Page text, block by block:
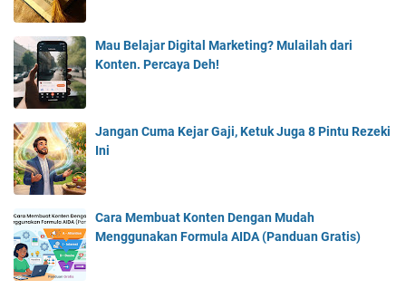
Mau Belajar Digital Marketing? Mulailah dari
Konten. Percaya Deh!
Jangan Cuma Kejar Gaji, Ketuk Juga 8 Pintu Rezeki
Ini
Cara Membuat Konten Dengan Mudah
Menggunakan Formula AIDA (Panduan Gratis)